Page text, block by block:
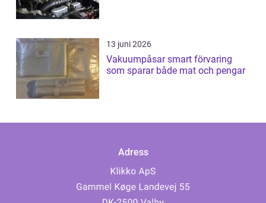
13 juni 2026
Vakuumpåsar smart förvaring
som sparar både mat och pengar
Adress